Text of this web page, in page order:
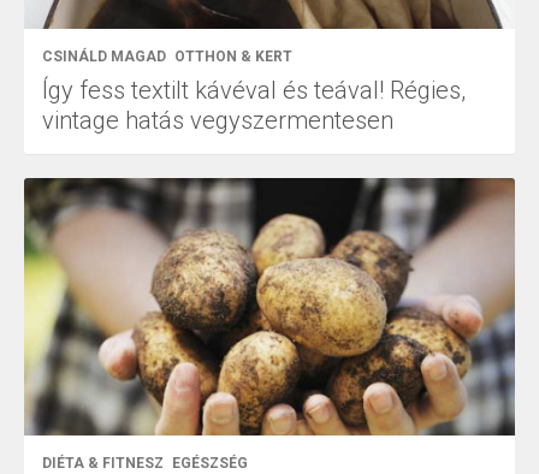
CSINÁLD MAGAD OTTHON & KERT
Így fess textilt kávéval és teával! Régies,
vintage hatás vegyszermentesen
DIÉTA & FITNESZ EGÉSZSÉG